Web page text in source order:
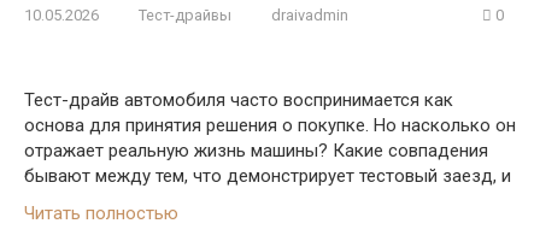
10.05.2026 Тест-драйвы draivadmin 0
Тест-драйв автомобиля часто воспринимается как
основа для принятия решения о покупке. Но насколько он
отражает реальную жизнь машины? Какие совпадения
бывают между тем, что демонстрирует тестовый заезд, и
Читать полностью